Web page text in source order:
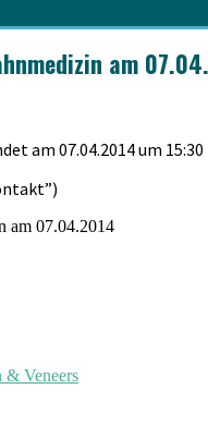
am
am 07.04.2014 um
am 07.04.2014
Veneers